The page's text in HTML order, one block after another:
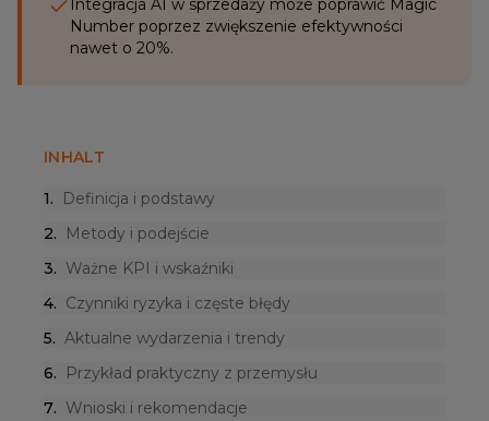
Integracja AI w sprzedaży może poprawić Magic
Number poprzez zwiększenie efektywności
nawet o 20%.
INHALT
1.
Definicja i podstawy
2.
Metody i podejście
3. Ważne KPI i wskaźniki
4. Czynniki ryzyka i częste błędy
5. Aktualne wydarzenia i trendy
6.
Przykład praktyczny z przemysłu
7. Wnioski i rekomendacje